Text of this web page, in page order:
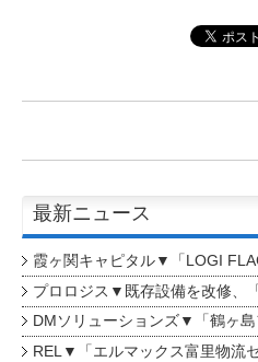
最新ニュース
霞ヶ関キャピタル▼「LOGI
プロロジス▼既存設備を改修、
DMソリューションズ▼「鶴ヶ
REL▼「エルマックス富里物流